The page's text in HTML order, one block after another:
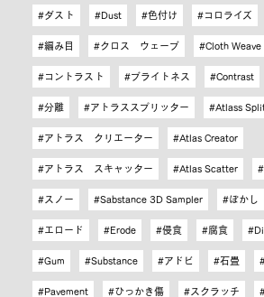
ダスト Dust 色付け コロライズ
編み目 クロス ウェーブ Cloth Weave
コントラスト ブライトネス Contrast
分離 アトラススプリッター Atlass
アトラス クリエーター Atlas Creator
アトラス スキャッター Atlas Scatter
スノー Sabstance 3D Sampler ぼかし
エロード Erode 侵食 腐食
Gum Substance アドビ 石畳
Pavement ひっかき傷 スクラッチ